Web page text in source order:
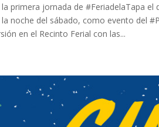
primera jornada de #FeriadelaTapa
noche del sábado, como evento del
en el Recinto Ferial con las...